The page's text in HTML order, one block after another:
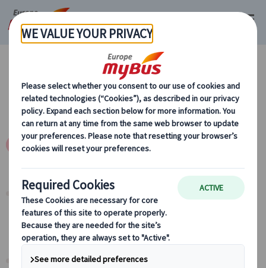
マイバスサイトご利用規約 MyBus Website
Terms and Condition of Use
JP EN
JP サイトのご利用規約